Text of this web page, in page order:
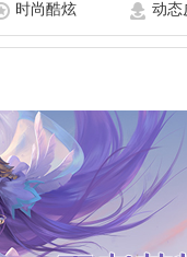
时尚酷炫 动态